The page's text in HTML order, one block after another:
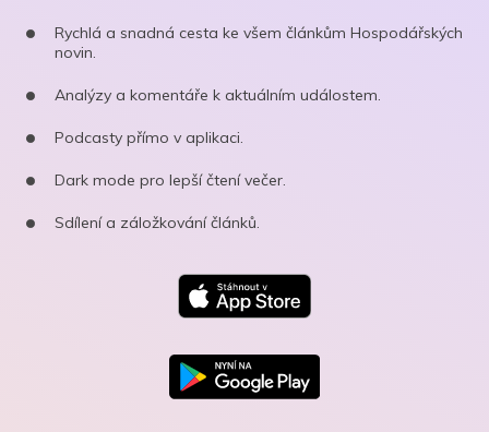
Rychlá a snadná cesta ke všem článkům Hospodářských
novin.
Analýzy a komentáře k aktuálním událostem.
Podcasty přímo v aplikaci.
Dark mode pro lepší čtení večer.
Sdílení a záložkování článků.